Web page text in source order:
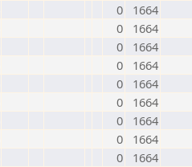
0
1664
0
1664
0
1664
0
1664
0
1664
0
1664
0
1664
0
1664
0
1664